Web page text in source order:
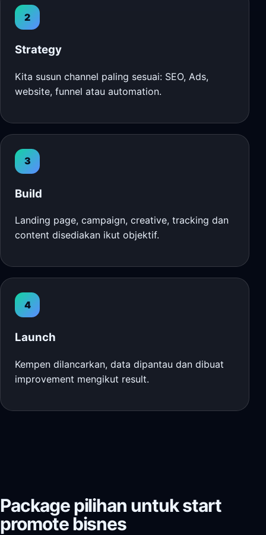
2
Strategy
Kita susun channel paling sesuai: SEO, Ads,
website, funnel atau automation.
3
Build
Landing page, campaign, creative, tracking dan
content disediakan ikut objektif.
4
Launch
Kempen dilancarkan, data dipantau dan dibuat
improvement mengikut result.
Package pilihan untuk start
promote bisnes